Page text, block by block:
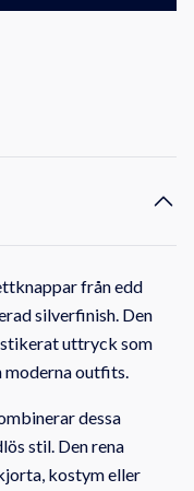
från edd
silverfinish. Den
uttryck som
moderna outfits.
dessa
stil. Den rena
kostym eller